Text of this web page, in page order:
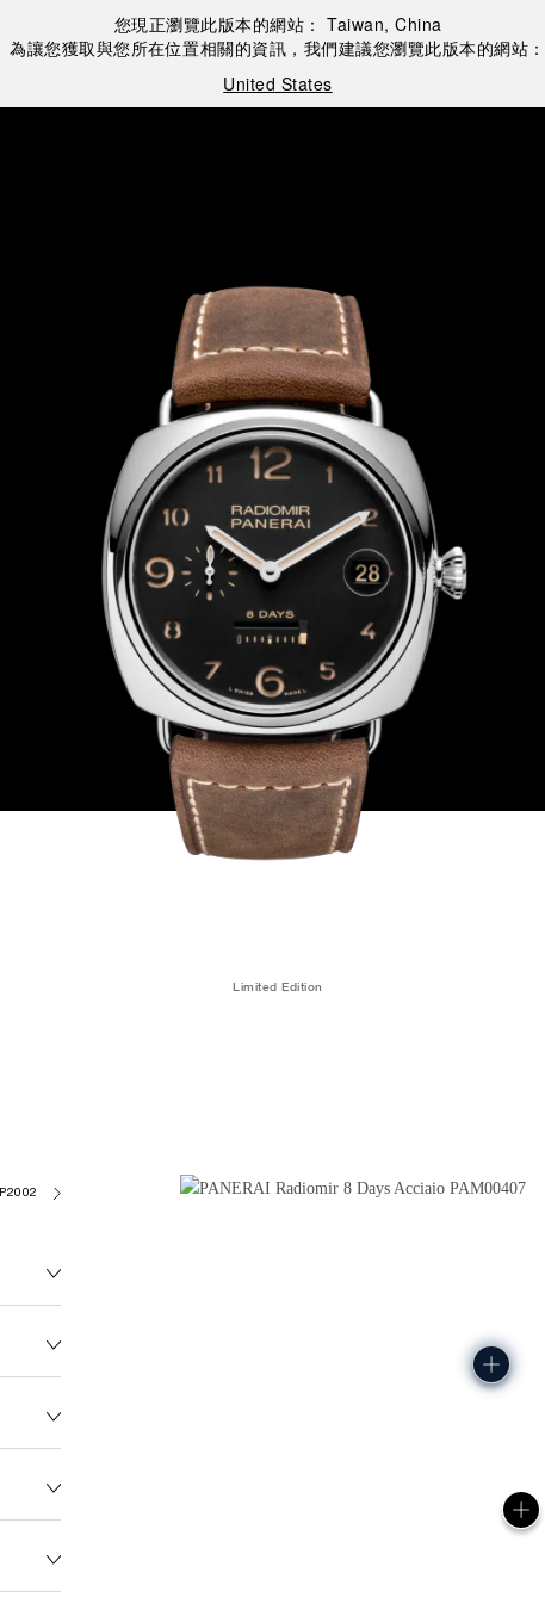
您現正瀏覽此版本的網站： Taiwan, China
為讓您獲取與您所在位置相關的資訊，我們建議您瀏覽此版本的網站：
United States
Limited Edition
P2002/3 130.0G